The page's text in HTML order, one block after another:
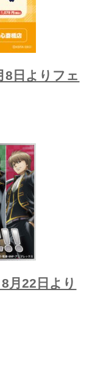
8日よりフェ
月22日より